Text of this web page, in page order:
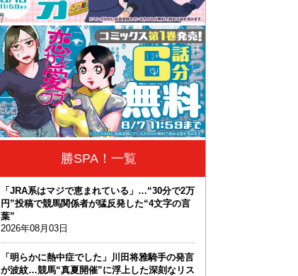
勝SPA！一覧
「JRA系はマジで恵まれている」…“30分で2万
円”投稿で競馬関係者が猛反発した“4文字の言
葉”
2026年08月03日
「明らかに熱中症でした」川田将雅騎手の発言
が波紋…競馬“真夏開催”に浮上した深刻なリス